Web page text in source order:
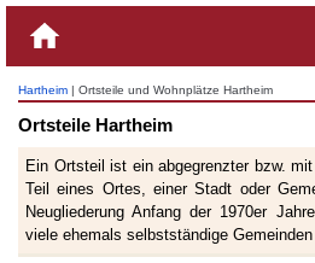
Hartheim | Ortsteile und Wohnplätze Hartheim
Ortsteile Hartheim
Ein Ortsteil ist ein abgegrenzter bzw.
Teil eines Ortes, einer Stadt oder
Neugliederung Anfang der 1970er
viele ehemals selbstständige